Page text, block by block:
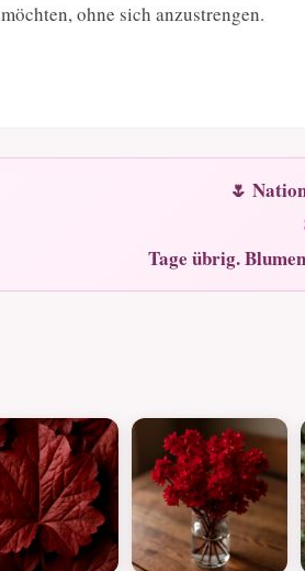
möchten, ohne sich anzustrengen.
🌷
Tage übrig.